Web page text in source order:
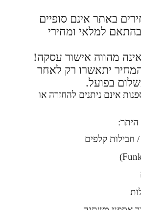
באתר אינם סופיים
בהתאם למלאי ומחירי
מהווה אישור עסקה!
יתאשרו רק לאחר
בפועל.
אינם ניתנים להחזרה או
היתר:
חבילות קלפים